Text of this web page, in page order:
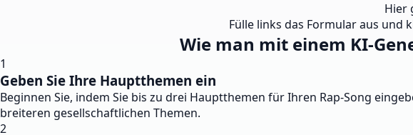
Hier
Fülle links das Formular aus und
Wie man mit einem KI-
1
Geben Sie Ihre Hauptthemen ein
Beginnen Sie, indem Sie bis zu drei Hauptthemen für Ihren Rap-Song
breiteren gesellschaftlichen Themen.
2